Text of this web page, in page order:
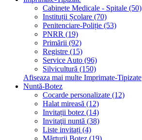
Cabinete Medicale - Spitale (50)
Instituții Școlare (70)
Penitenciare-Poliție (53)
PNRR (19)
Primării (92)
Registre (15)
Service Auto (96)
Silvicultură (150)
Afiseaza mai multe Imprimate-Tipizate
Nuntă-Botez
Cocarde personalizate (12)
Halat mireasă (12)
Invitații botez (14)
Invitaţii nuntă (38)
Liste invitați (4)
Mărturii Botez (19)